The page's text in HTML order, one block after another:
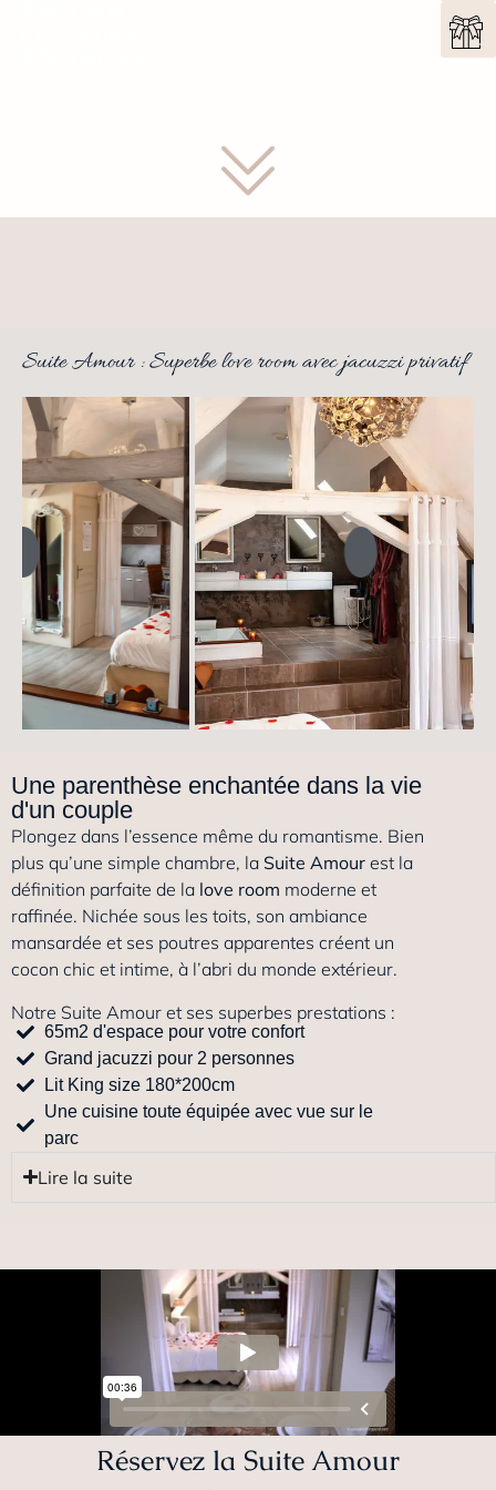
Suite Amour : Superbe love room avec jacuzzi privatif
Une parenthèse enchantée dans la vie
d'un couple
Plongez dans l’essence même du romantisme. Bien
plus qu’une simple chambre, la Suite Amour est la
définition parfaite de la love room moderne et
raffinée. Nichée sous les toits, son ambiance
mansardée et ses poutres apparentes créent un
cocon chic et intime, à l’abri du monde extérieur.
Notre Suite Amour et ses superbes prestations :
65m2 d'espace pour votre confort
Grand jacuzzi pour 2 personnes
Lit King size 180*200cm
Une cuisine toute équipée avec vue sur le
parc
Lire la suite
Réservez la Suite Amour